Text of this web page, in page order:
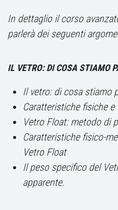
In dettaglio il corso
parlerà dei seguenti
IL VETRO: DI COSA STIAMO
Il vetro: di cosa stiamo
Caratteristiche fisiche
Vetro Float: metodo di
Caratteristiche fisico-
Vetro Float
Il peso specifico del
apparente.